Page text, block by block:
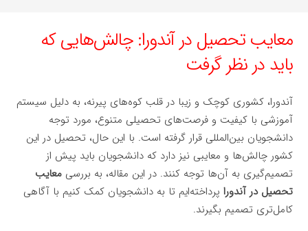
معایب تحصیل در آندورا: چالش‌هایی که
باید در نظر گرفت
آندورا، کشوری کوچک و زیبا در قلب کوه‌های پیرنه، به دلیل سیستم
آموزشی با کیفیت و فرصت‌های تحصیلی متنوع، مورد توجه
دانشجویان بین‌المللی قرار گرفته است. با این حال، تحصیل در این
کشور چالش‌ها و معایبی نیز دارد که دانشجویان باید پیش از
تصمیم‌گیری به آن‌ها توجه کنند. در این مقاله، به بررسیمعایب
تحصیل در آندورا پرداخته‌ایم تا به دانشجویان کمک کنیم با آگاهی
کامل‌تری تصمیم بگیرند.